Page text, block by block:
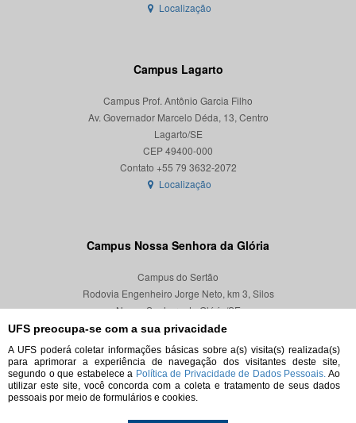
UFS preocupa-se com a sua privacidade
A UFS poderá coletar informações básicas sobre a(s) visita(s) realizada(s)
para aprimorar a experiência de navegação dos visitantes deste site,
segundo o que estabelece a Política de Privacidade de Dados Pessoais. Ao
utilizar este site, você concorda com a coleta e tratamento de seus dados
pessoais por meio de formulários e cookies.
Localização
Campus Lagarto
Campus Prof. Antônio Garcia Filho
Av. Governador Marcelo Déda, 13, Centro
Lagarto/SE
CEP 49400-000
Localização
Campus Nossa Senhora da Glória
Campus do Sertão
Rodovia Engenheiro Jorge Neto, km 3, Silos
Nossa Senhora da Glória/SE
CEP 49680-000
Localização